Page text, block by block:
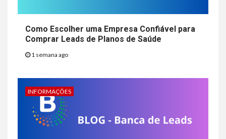
Como Escolher uma Empresa Confiável para
Comprar Leads de Planos de Saúde
1 semana ago
INFORMAÇÕES